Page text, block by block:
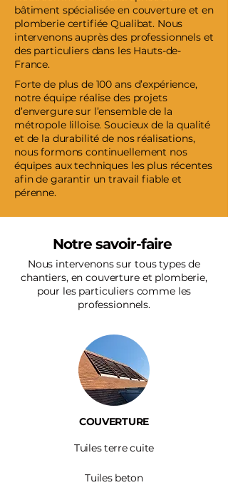
bâtiment spécialisée en couverture et en
plomberie certifiée Qualibat. Nous
intervenons auprès des professionnels et
des particuliers dans les Hauts-de-
France.
Forte de plus de 100 ans d’expérience,
notre équipe réalise des projets
d’envergure sur l’ensemble de la
métropole lilloise. Soucieux de la qualité
et de la durabilité de nos réalisations,
nous formons continuellement nos
équipes aux techniques les plus récentes
afin de garantir un travail fiable et
pérenne.
Notre savoir-faire
Nous intervenons sur tous types de
chantiers, en couverture et plomberie,
pour les particuliers comme les
professionnels.
COUVERTURE
Tuiles terre cuite
Tuiles beton